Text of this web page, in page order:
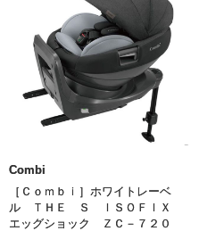
Combi
［Ｃｏｍｂｉ］ホワイトレーベ
ル ＴＨＥ Ｓ ＩＳＯＦＩＸ
エッグショック ＺＣ－７２０